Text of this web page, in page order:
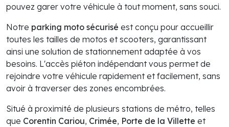
pouvez garer votre véhicule à tout moment, sans souci.
Notre parking moto sécurisé est conçu pour accueillir
toutes les tailles de motos et scooters, garantissant
ainsi une solution de stationnement adaptée à vos
besoins. L'accès piéton indépendant vous permet de
rejoindre votre véhicule rapidement et facilement, sans
avoir à traverser des zones encombrées.
Situé à proximité de plusieurs stations de métro, telles
que Corentin Cariou, Crimée, Porte de la Villette et